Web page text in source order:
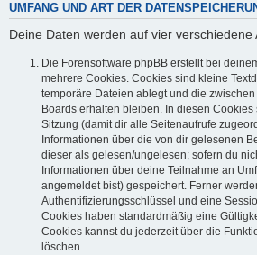
UMFANG UND ART DER
Deine Daten werden auf vier verschiedene
Die Forensoftware phpBB erstellt bei
mehrere Cookies. Cookies sind kleine
temporäre Dateien ablegt und die
Boards erhalten bleiben. In diesen
Sitzung (damit dir alle Seitenaufrufe
Informationen über die von dir gelesenen
dieser als gelesen/ungelesen; sofern du
Informationen über deine Teilnahme an
angemeldet bist) gespeichert. Ferner
Authentifizierungsschlüssel und eine
Cookies haben standardmäßig eine
Cookies kannst du jederzeit über die
löschen.